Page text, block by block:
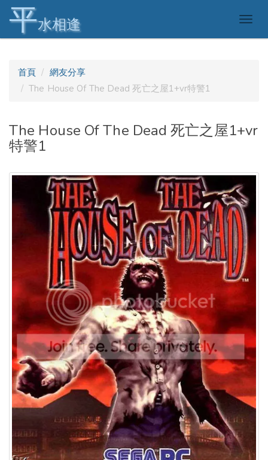
平水相逢
首頁
網友分享
The House Of The Dead 死亡之屋1+vr特警1
The House Of The Dead 死亡之屋1+vr
特警1